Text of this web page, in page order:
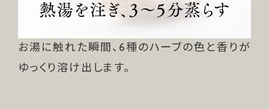
お湯に触れた瞬間、6種のハーブの色と香りが
ゆっくり溶け出します。